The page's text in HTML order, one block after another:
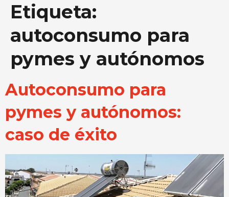
Etiqueta:
autoconsumo para
pymes y autónomos
Autoconsumo para
pymes y autónomos:
caso de éxito